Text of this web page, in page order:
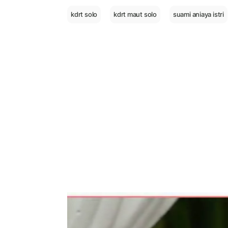
kdrt solo kdrt maut solo suami aniaya istri